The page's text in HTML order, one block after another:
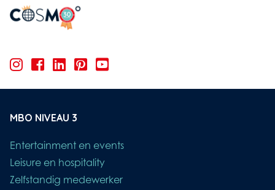
MBO NIVEAU 3
Entertainment en events
Leisure en hospitality
Zelfstandig medewerker